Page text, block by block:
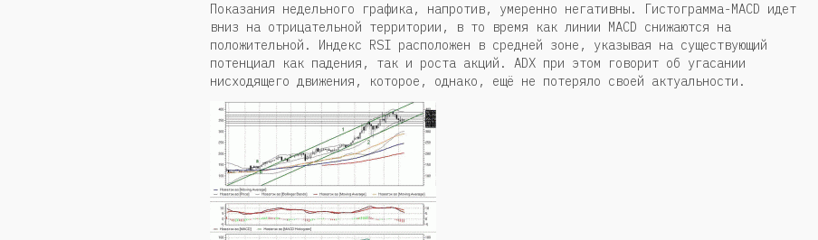
Показания недельного графика, напротив, умеренно негативны. Гистограмма-MACD идет
вниз на отрицательной территории, в то время как линии MACD снижаются на
положительной. Индекс RSI расположен в средней зоне, указывая на существующий
потенциал как падения, так и роста акций. ADX при этом говорит об угасании
нисходящего движения, которое, однако, ещё не потеряло своей актуальности.